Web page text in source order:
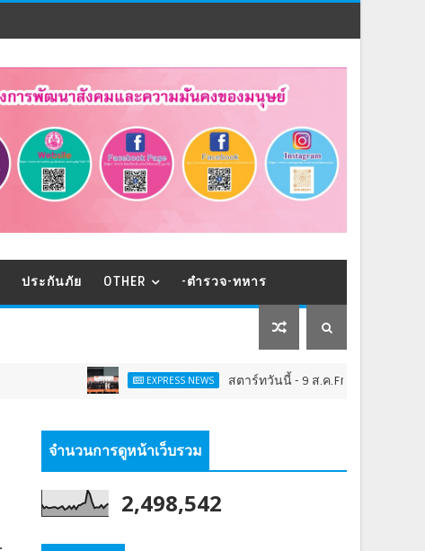
ประกันภัย OTHER -ตำรวจ-ทหาร
EXPRESS NEWS สตาร์ทวันนี้ - 9 ส.ค.Franchise Expo Thailand
จำนวนการดูหน้าเว็บรวม
2,498,542